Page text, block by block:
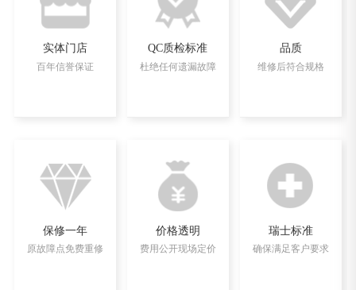
实体门店
百年信誉保证
QC质检标准
杜绝任何遗漏故障
品质
维修后符合规格
保修一年
原故障点免费重修
价格透明
费用公开现场定价
瑞士标准
确保满足客户要求